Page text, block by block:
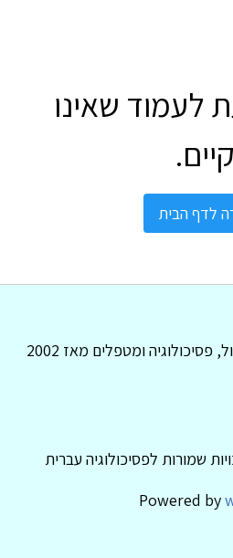
לעמוד שאינו
קיים.
לדף הבית
ומטפלים מאז 2002
Powered by